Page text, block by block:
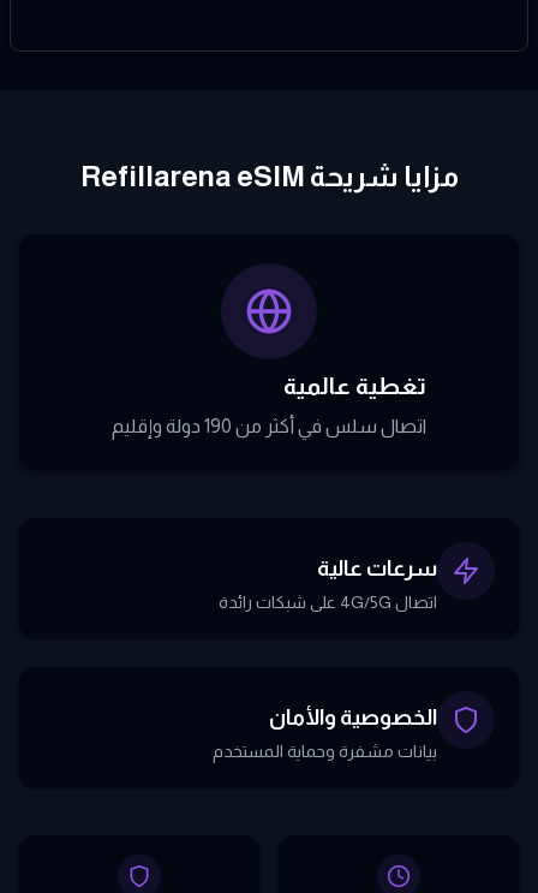
مزايا شريحة Refillarena eSIM
تغطية عالمية
اتصال سلس في أكثر من 190 دولة وإقليم
سرعات عالية
اتصال 4G/5G على شبكات رائدة
الخصوصية والأمان
بيانات مشفرة وحماية المستخدم